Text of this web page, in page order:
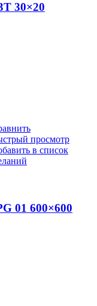
30×20
просмотр
в список
01 600×600